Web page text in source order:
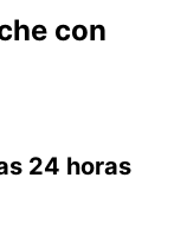
con
24 horas